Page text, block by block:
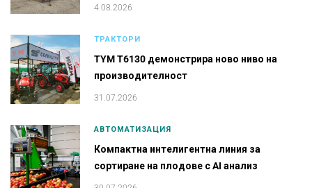
4.08.2026
ТРАКТОРИ
TYM T6130 демонстрира ново ниво на
производителност
31.07.2026
АВТОМАТИЗАЦИЯ
Компактна интелигентна линия за
сортиране на плодове с AI анализ